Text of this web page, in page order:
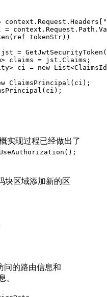
=
tokenStr))
=
claims = jst.Claims;
ci = new
ClaimsPrincipal(ci);
实现过程已经做出了
块区域添加新的区
问的路由信息和
。